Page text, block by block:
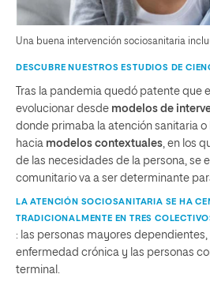
Una buena intervención sociosanitaria
DESCUBRE NUESTROS ESTUDIOS DE
Tras la pandemia quedó patente que
evolucionar desde modelos de
donde primaba la atención sanitaria o
hacia modelos contextuales , en los
de las necesidades de la persona, se
comunitario va a ser determinante
LA ATENCIÓN SOCIOSANITARIA SE HA
TRADICIONALMENTE EN TRES
: las personas mayores
enfermedad crónica y las personas
terminal.